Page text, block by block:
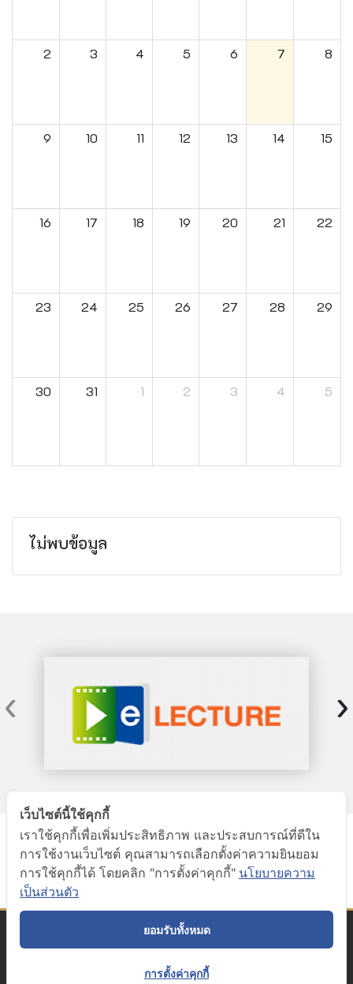
2 3 4 5 6 7 8
9 10 11 12 13 14 15
16 17 18 19 20 21 22
23 24 25 26 27 28 29
30 31 1 2 3 4 5
ไม่พบข้อมูล
‹ ›
บทความ ผังเว็บไซต์
คำถามที่พบบ่อย
ลิงก์ที่เกี่ยวข้อง
ระบบจองคิว
e-Service
นโยบายฯ ข้อมูลส่วนบุคคล
2022© Mahidol University Library and Knowledge Center.
All Rights Reserved.
เว็บไซต์นี้ใช้คุกกี้
เราใช้คุกกี้เพื่อเพิ่มประสิทธิภาพ และประสบการณ์ที่ดีใน
การใช้งานเว็บไซต์ คุณสามารถเลือกตั้งค่าความยินยอม
การใช้คุกกี้ได้ โดยคลิก "การตั้งค่าคุกกี้" นโยบายความ
เป็นส่วนตัว
ยอมรับทั้งหมด
การตั้งค่าคุกกี้